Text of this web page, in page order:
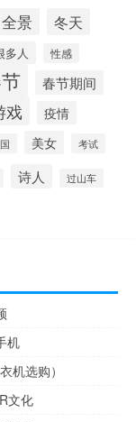
全景 冬天
多人 性感
春节期间
戏 疫情
美女 考试
诗人 过山车
机
机选购）
文化